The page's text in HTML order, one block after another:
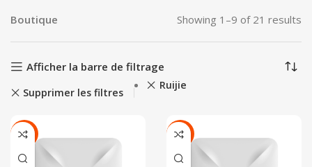
Boutique Showing 1–9 of 21 results
Afficher la barre de filtrage
Supprimer les filtres
Ruijie
-20% -17%